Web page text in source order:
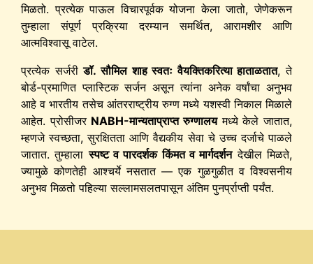
मिळतो. प्रत्येक पाऊल विचारपूर्वक योजना केला जातो, जेणेकरून
तुम्हाला संपूर्ण प्रक्रिया दरम्यान समर्थित, आरामशीर आणि
आत्मविश्वासू वाटेल.
प्रत्येक सर्जरीडॉ. सौमिल शाह स्वतः वैयक्तिकरित्या हाताळतात, ते
बोर्ड-प्रमाणित प्लास्टिक सर्जन असून त्यांना अनेक वर्षांचा अनुभव
आहे व भारतीय तसेच आंतरराष्ट्रीय रुग्ण मध्ये यशस्वी निकाल मिळाले
आहेत. प्रोसीजर NABH-मान्यताप्राप्त रुग्णालयमध्ये केले जातात,
म्हणजे स्वच्छता, सुरक्षितता आणि वैद्यकीय सेवा चे उच्च दर्जाचे पाळले
जातात. तुम्हालास्पष्ट व पारदर्शक किंमत व मार्गदर्शनदेखील मिळते,
ज्यामुळे कोणतेही आश्चर्ये नसतात — एक गुळगुळीत व विश्वसनीय
अनुभव मिळतो पहिल्या सल्लामसलतपासून अंतिम पुनर्प्राप्ती पर्यंत.